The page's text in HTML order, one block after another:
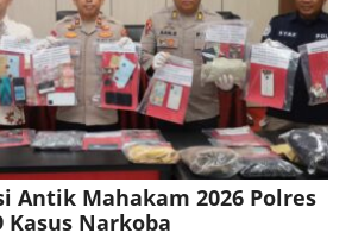
Antik Mahakam 2026 Polres
Kasus Narkoba